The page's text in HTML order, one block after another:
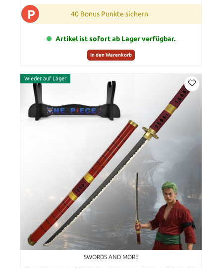
P 40 Bonus Punkte sichern
Artikel ist sofort ab Lager verfügbar.
In den Warenkorb
Wieder auf Lager
SWORDS AND MORE